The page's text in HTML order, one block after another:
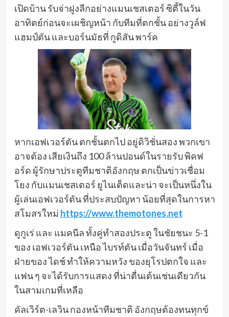
เปิดบ้าน รับจ่าฝูงลีกอย่างแมนเชสเตอร์ ซิตี้ในวัน
อาทิตย์ก่อนจะเผชิญหน้า กับทีมที่ตกชั้น อย่างวูล์ฟ
แฮมป์ตัน และบอร์นมัธที่ กูดิสัน พาร์ค
หากเอฟเวอร์ตัน ตกชั้นตกไป อยู่ดิวิชั่นสอง พวกเขา
อาจต้อง เสียเงินถึง 100 ล้านปอนด์ในรายรับ พิคฟ
อร์ด ผู้รักษาประตูทีมชาติอังกฤษ ตกเป็นข่าวเชื่อม
โยง กับแมนเชสเตอร์ ยูไนเต็ดและน่า จะเป็นหนึ่งใน
ผู้เล่นเอฟเวอร์ตัน ที่ประสบปัญหา น้อยที่สุดในการหา
สโมสรใหม่ https://www.themotones.net
ดูกูเร่ และ แมคนีล ทั้งคู่ทำสองประตู ในชัยชนะ 5-1
ของ เอฟเวอร์ตัน เหนือ ไบรท์ตัน เมื่อวันจันทร์ เมื่อ
ฝ่ายของ ไดช์ ทำให้ความหวัง ของยุโรปตกใจ และ
แฟน ๆ จะได้รับการแสดง ที่น่าตื่นเต้นเช่นเดียวกัน
ในสามเกมที่เหลือ
คัลเวิร์ต-เลวิน กองหน้าทีมชาติ อังกฤษต้องทนทุกข์